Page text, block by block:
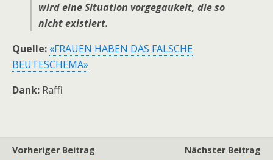
wird eine Situation vorgegaukelt, die so
nicht existiert.
Quelle: «FRAUEN HABEN DAS FALSCHE
BEUTESCHEMA»
Dank: Raffi
Vorheriger Beitrag
Nächster Beitrag